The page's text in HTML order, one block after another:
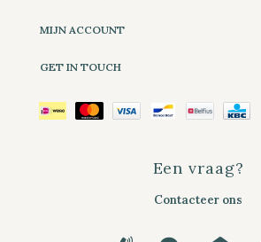
MIJN ACCOUNT
GET IN TOUCH
Een vraag?
Contacteer ons